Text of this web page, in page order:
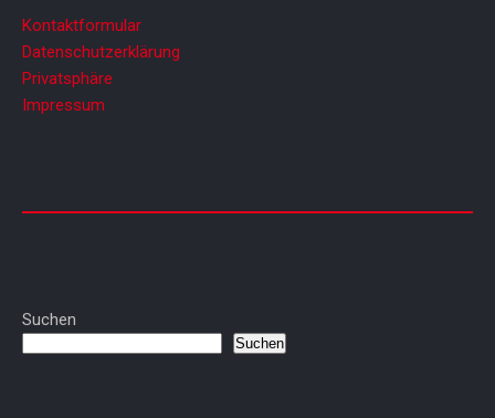
Kontaktformular
Datenschutzerklärung
Privatsphäre
Impressum
Suchen
Suchen